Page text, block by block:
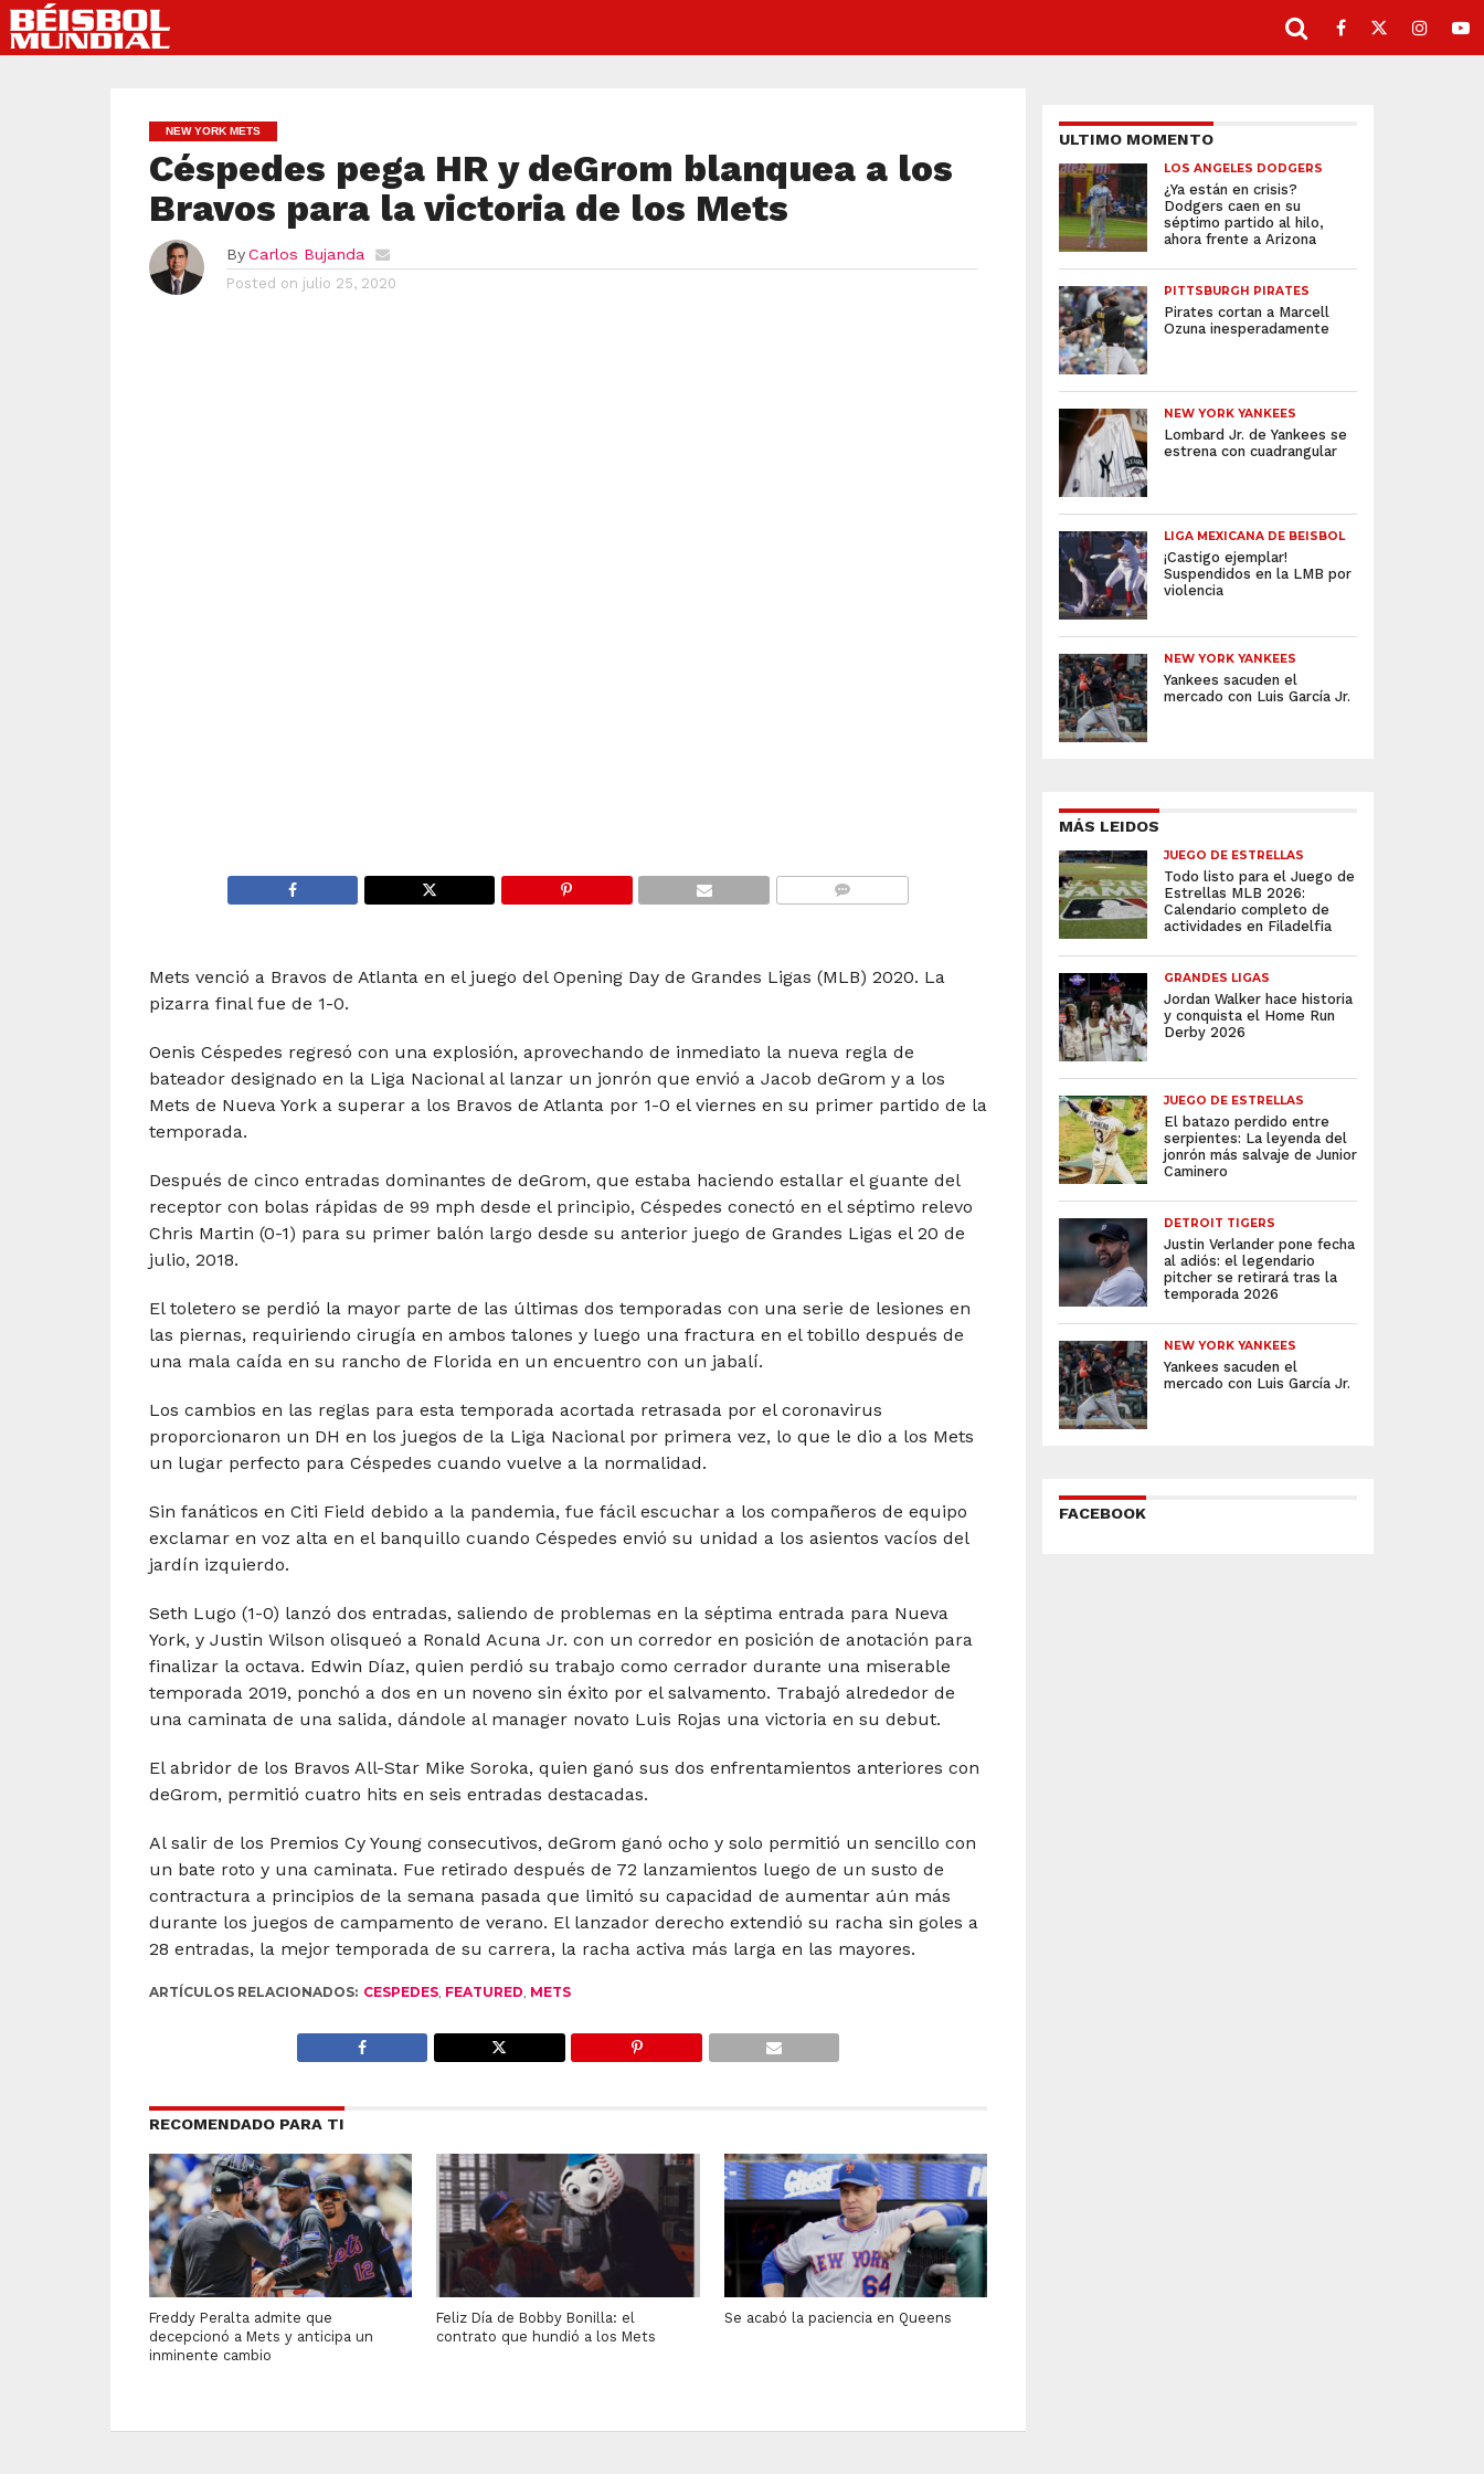
NEW YORK METS
Céspedes pega HR y deGrom blanquea a los
Bravos para la victoria de los Mets
By Carlos Bujanda
Posted on julio 25, 2020
Mets venció a Bravos de Atlanta en el juego del Opening Day de Grandes Ligas (MLB) 2020. La
pizarra final fue de 1-0.
Oenis Céspedes regresó con una explosión, aprovechando de inmediato la nueva regla de
bateador designado en la Liga Nacional al lanzar un jonrón que envió a Jacob deGrom y a los
Mets de Nueva York a superar a los Bravos de Atlanta por 1-0 el viernes en su primer partido de la
temporada.
Después de cinco entradas dominantes de deGrom, que estaba haciendo estallar el guante del
receptor con bolas rápidas de 99 mph desde el principio, Céspedes conectó en el séptimo relevo
Chris Martin (0-1) para su primer balón largo desde su anterior juego de Grandes Ligas el 20 de
julio, 2018.
El toletero se perdió la mayor parte de las últimas dos temporadas con una serie de lesiones en
las piernas, requiriendo cirugía en ambos talones y luego una fractura en el tobillo después de
una mala caída en su rancho de Florida en un encuentro con un jabalí.
Los cambios en las reglas para esta temporada acortada retrasada por el coronavirus
proporcionaron un DH en los juegos de la Liga Nacional por primera vez, lo que le dio a los Mets
un lugar perfecto para Céspedes cuando vuelve a la normalidad.
Sin fanáticos en Citi Field debido a la pandemia, fue fácil escuchar a los compañeros de equipo
exclamar en voz alta en el banquillo cuando Céspedes envió su unidad a los asientos vacíos del
jardín izquierdo.
Seth Lugo (1-0) lanzó dos entradas, saliendo de problemas en la séptima entrada para Nueva
York, y Justin Wilson olisqueó a Ronald Acuna Jr. con un corredor en posición de anotación para
finalizar la octava. Edwin Díaz, quien perdió su trabajo como cerrador durante una miserable
temporada 2019, ponchó a dos en un noveno sin éxito por el salvamento. Trabajó alrededor de
una caminata de una salida, dándole al manager novato Luis Rojas una victoria en su debut.
El abridor de los Bravos All-Star Mike Soroka, quien ganó sus dos enfrentamientos anteriores con
deGrom, permitió cuatro hits en seis entradas destacadas.
Al salir de los Premios Cy Young consecutivos, deGrom ganó ocho y solo permitió un sencillo con
un bate roto y una caminata. Fue retirado después de 72 lanzamientos luego de un susto de
contractura a principios de la semana pasada que limitó su capacidad de aumentar aún más
durante los juegos de campamento de verano. El lanzador derecho extendió su racha sin goles a
28 entradas, la mejor temporada de su carrera, la racha activa más larga en las mayores.
ARTÍCULOS RELACIONADOS: CESPEDES, FEATURED, METS
RECOMENDADO PARA TI
Freddy Peralta admite que
decepcionó a Mets y anticipa un
inminente cambio
Feliz Día de Bobby Bonilla: el
contrato que hundió a los Mets
Se acabó la paciencia en Queens
ULTIMO MOMENTO
LOS ANGELES DODGERS
¿Ya están en crisis?
Dodgers caen en su
séptimo partido al hilo,
ahora frente a Arizona
PITTSBURGH PIRATES
Pirates cortan a Marcell
Ozuna inesperadamente
NEW YORK YANKEES
Lombard Jr. de Yankees se
estrena con cuadrangular
LIGA MEXICANA DE BEISBOL
¡Castigo ejemplar!
Suspendidos en la LMB por
violencia
NEW YORK YANKEES
Yankees sacuden el
mercado con Luis García Jr.
MÁS LEIDOS
JUEGO DE ESTRELLAS
Todo listo para el Juego de
Estrellas MLB 2026:
Calendario completo de
actividades en Filadelfia
GRANDES LIGAS
Jordan Walker hace historia
y conquista el Home Run
Derby 2026
JUEGO DE ESTRELLAS
El batazo perdido entre
serpientes: La leyenda del
jonrón más salvaje de Junior
Caminero
DETROIT TIGERS
Justin Verlander pone fecha
al adiós: el legendario
pitcher se retirará tras la
temporada 2026
NEW YORK YANKEES
Yankees sacuden el
mercado con Luis García Jr.
FACEBOOK